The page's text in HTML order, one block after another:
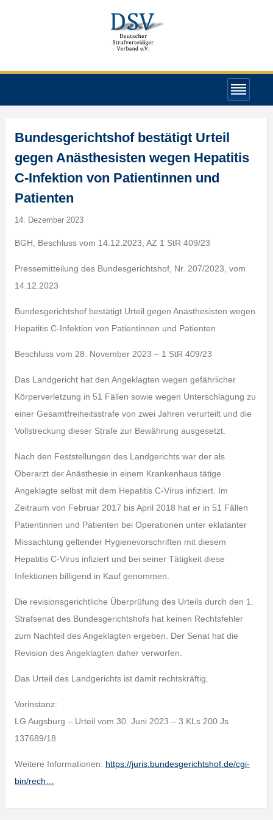
Bundesgerichtshof bestätigt Urteil
gegen Anästhesisten wegen Hepatitis
C-Infektion von Patientinnen und
Patienten
14. Dezember 2023
BGH, Beschluss vom 14.12.2023, AZ 1 StR 409/23
Pressemitteilung des Bundesgerichtshof, Nr. 207/2023, vom
14.12.2023
Bundesgerichtshof bestätigt Urteil gegen Anästhesisten wegen
Hepatitis C-Infektion von Patientinnen und Patienten
Beschluss vom 28. November 2023 – 1 StR 409/23
Das Landgericht hat den Angeklagten wegen gefährlicher
Körperverletzung in 51 Fällen sowie wegen Unterschlagung zu
einer Gesamtfreiheitsstrafe von zwei Jahren verurteilt und die
Vollstreckung dieser Strafe zur Bewährung ausgesetzt.
Nach den Feststellungen des Landgerichts war der als
Oberarzt der Anästhesie in einem Krankenhaus tätige
Angeklagte selbst mit dem Hepatitis C-Virus infiziert. Im
Zeitraum von Februar 2017 bis April 2018 hat er in 51 Fällen
Patientinnen und Patienten bei Operationen unter eklatanter
Missachtung geltender Hygienevorschriften mit diesem
Hepatitis C-Virus infiziert und bei seiner Tätigkeit diese
Infektionen billigend in Kauf genommen.
Die revisionsgerichtliche Überprüfung des Urteils durch den 1.
Strafsenat des Bundesgerichtshofs hat keinen Rechtsfehler
zum Nachteil des Angeklagten ergeben. Der Senat hat die
Revision des Angeklagten daher verworfen.
Das Urteil des Landgerichts ist damit rechtskräftig.
Vorinstanz:
LG Augsburg – Urteil vom 30. Juni 2023 – 3 KLs 200 Js
137689/18
Weitere Informationen: https://juris.bundesgerichtshof.de/cgi-
bin/rech…